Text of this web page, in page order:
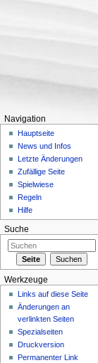
Navigation
Hauptseite
News und Infos
Letzte Änderungen
Zufällige Seite
Spielwiese
Regeln
Hilfe
Suche
Werkzeuge
Links auf diese Seite
Änderungen an
verlinkten Seiten
Spezialseiten
Druckversion
Permanenter Link